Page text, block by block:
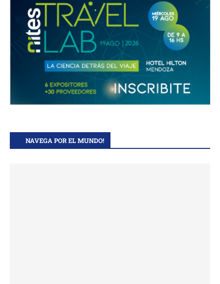
NAVEGA POR EL MUNDO!